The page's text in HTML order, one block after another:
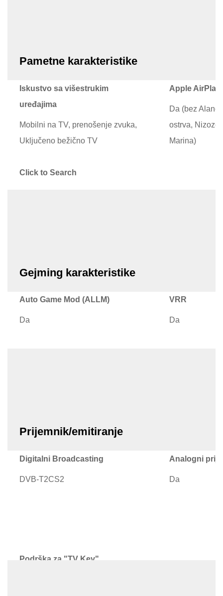
Pametne karakteristike
Iskustvo sa višestrukim
uređajima
Mobilni na TV, prenošenje zvuka,
Uključeno bežično TV
Apple AirPlay
Da (bez
ostrva,
Marina)
Click to Search
Gejming karakteristike
Auto Game Mod (ALLM)
Da
VRR
Da
Prijemnik/emitiranje
Digitalni Broadcasting
DVB-T2CS2
Analogni
Da
Podrška za "TV Key"